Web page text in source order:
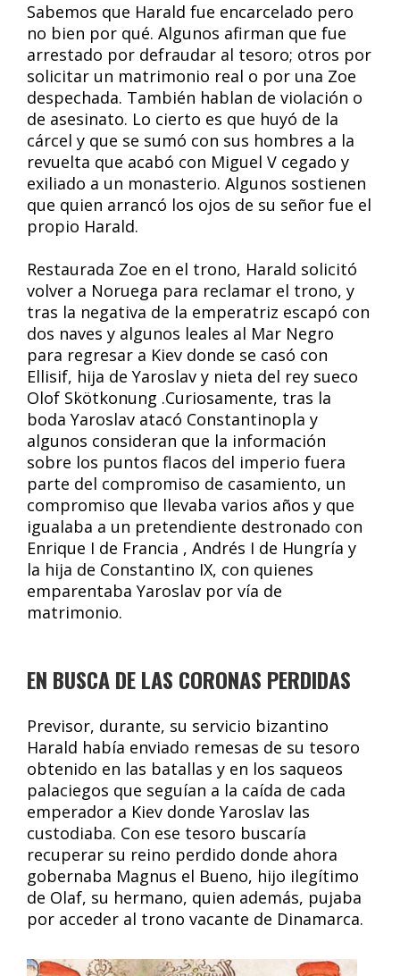
Sabemos que Harald fue encarcelado pero
no bien por qué. Algunos afirman que fue
arrestado por defraudar al tesoro; otros por
solicitar un matrimonio real o por una Zoe
despechada. También hablan de violación o
de asesinato. Lo cierto es que huyó de la
cárcel y que se sumó con sus hombres a la
revuelta que acabó con Miguel V cegado y
exiliado a un monasterio. Algunos sostienen
que quien arrancó los ojos de su señor fue el
propio Harald.
Restaurada Zoe en el trono, Harald solicitó
volver a Noruega para reclamar el trono, y
tras la negativa de la emperatriz escapó con
dos naves y algunos leales al Mar Negro
para regresar a Kiev donde se casó con
Ellisif, hija de Yaroslav y nieta del rey sueco
Olof Skötkonung .Curiosamente, tras la
boda Yaroslav atacó Constantinopla y
algunos consideran que la información
sobre los puntos flacos del imperio fuera
parte del compromiso de casamiento, un
compromiso que llevaba varios años y que
igualaba a un pretendiente destronado con
Enrique I de Francia , Andrés I de Hungría y
la hija de Constantino IX, con quienes
emparentaba Yaroslav por vía de
matrimonio.
EN BUSCA DE LAS CORONAS PERDIDAS
Previsor, durante, su servicio bizantino
Harald había enviado remesas de su tesoro
obtenido en las batallas y en los saqueos
palaciegos que seguían a la caída de cada
emperador a Kiev donde Yaroslav las
custodiaba. Con ese tesoro buscaría
recuperar su reino perdido donde ahora
gobernaba Magnus el Bueno, hijo ilegítimo
de Olaf, su hermano, quien además, pujaba
por acceder al trono vacante de Dinamarca.